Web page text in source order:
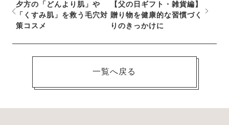
夕方の「どんより肌」や
「くすみ肌」を救う毛穴対
策コスメ
【父の日ギフト・雑貨編】
贈り物を健康的な習慣づく
りのきっかけに
一覧へ戻る